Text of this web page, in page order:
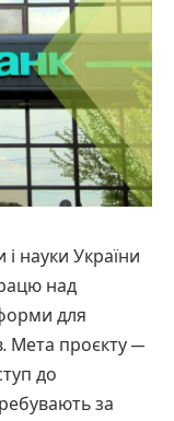
і науки України
над
для
Мета проєкту —
до
за